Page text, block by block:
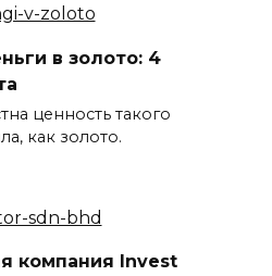
в золото: 4
ценность такого
как золото.
компания Invest